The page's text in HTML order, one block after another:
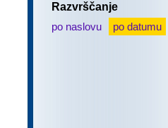
Razvrščanje
po naslovu
po datumu